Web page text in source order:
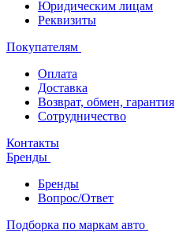
Юридическим лицам
Реквизиты
Покупателям
Оплата
Доставка
Возврат, обмен, гарантия
Сотрудничество
Контакты
Бренды
Бренды
Вопрос/Ответ
Подборка по маркам авто